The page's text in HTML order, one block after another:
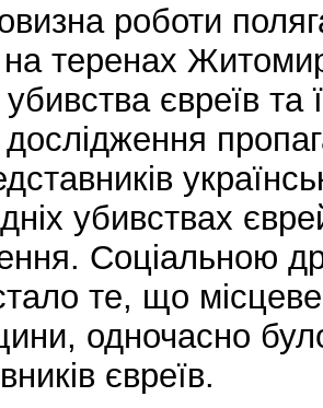
роботи
на теренах
убивства євреїв
дослідження
убивствах
Соціальною
те, що
одночасно було
євреїв.